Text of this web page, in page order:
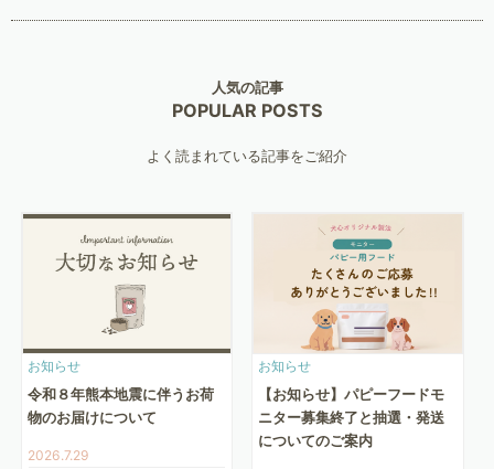
人気の記事
POPULAR POSTS
よく読まれている記事をご紹介
お知らせ
令和８年熊本地震に伴うお荷
物のお届けについて
2026.7.29
お知らせ
【お知らせ】パピーフードモ
ニター募集終了と抽選・発送
についてのご案内